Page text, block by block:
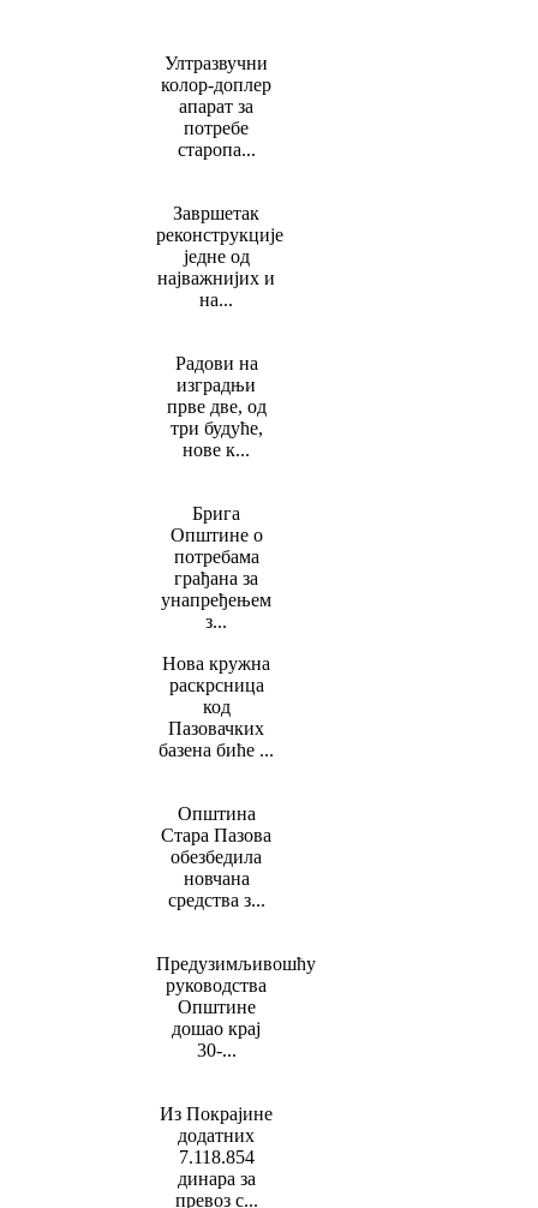
Ултразвучни
колор-доплер
апарат за
потребе
старопа...
Завршетак
реконструкције
једне од
најважнијих и
на...
Радови на
изградњи
прве две, од
три будуће,
нове к...
Брига
Општине о
потребама
грађана за
унапређењем
з...
Нова кружна
раскрсница
код
Пазовачких
базена биће ...
Општина
Стара Пазова
обезбедила
новчана
средства з...
Предузимљивошћу
руководства
Општине
дошао крај
30-...
Из Покрајине
додатних
7.118.854
динара за
превоз с...